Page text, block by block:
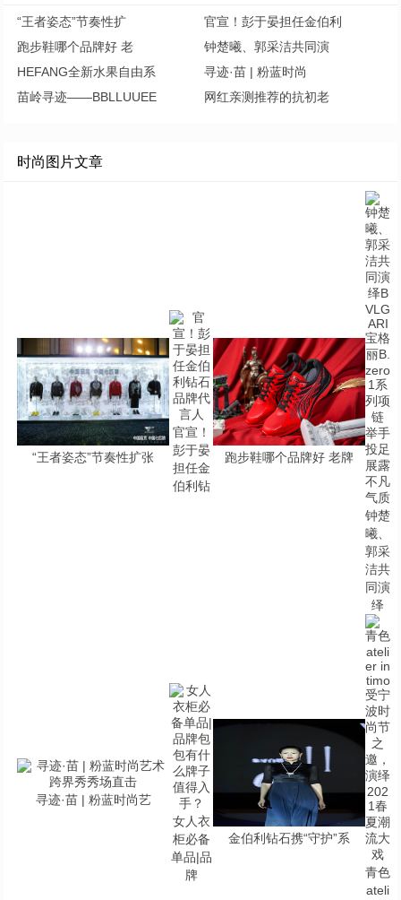
“王者姿态”节奏性扩
官宣！彭于晏担任金伯利
跑步鞋哪个品牌好 老
钟楚曦、郭采洁共同演
HEFANG全新水果自由系
寻迹·苗 | 粉蓝时尚
苗岭寻迹——BBLLUUEE
网红亲测推荐的抗初老
时尚图片文章
“王者姿态”节奏性扩张
官宣！
彭于晏
担任金
伯利钻
跑步鞋哪个品牌好 老牌
钟楚
曦、
郭采
洁共
同演
绎
寻迹·苗 | 粉蓝时尚艺
女人衣
柜必备
单品|品
牌
金伯利钻石携“守护”系
青色
ateli